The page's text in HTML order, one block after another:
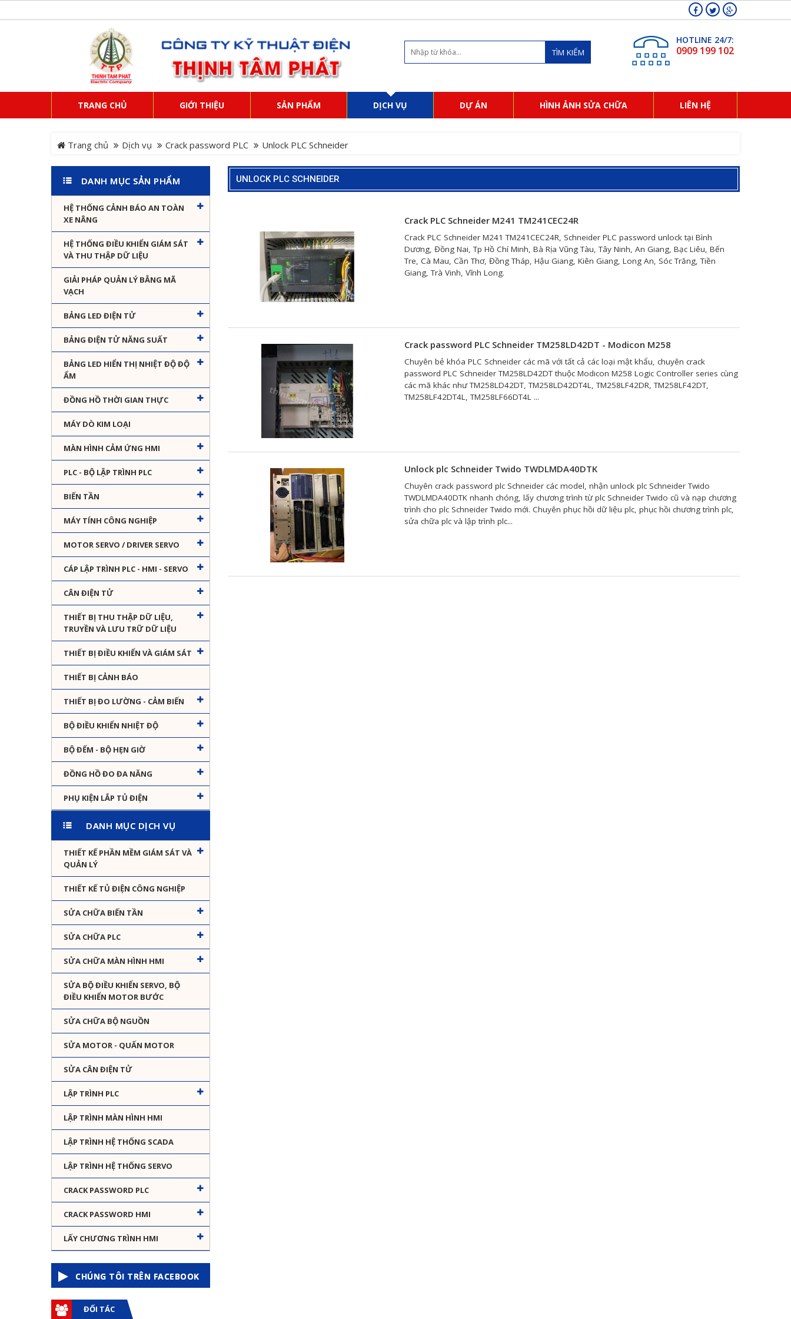
TÌM KIẾM
HOTLINE 24/7:
0909 199 102
TRANG CHỦ GIỚI THIỆU SẢN PHẨM DỊCH VỤ DỰ ÁN HÌNH ẢNH SỬA CHỮA LIÊN HỆ
Trang chủ Dịch vụ Crack password PLC Unlock PLC Schneider
DANH MỤC SẢN PHẨM
HỆ THỐNG CẢNH BÁO AN TOÀN
XE NÂNG
HỆ THỐNG ĐIỀU KHIỂN GIÁM SÁT
VÀ THU THẬP DỮ LIỆU
GIẢI PHÁP QUẢN LÝ BẰNG MÃ
VẠCH
BẢNG LED ĐIỆN TỬ
BẢNG ĐIỆN TỬ NĂNG SUẤT
BẢNG LED HIỂN THỊ NHIỆT ĐỘ ĐỘ
ẨM
ĐỒNG HỒ THỜI GIAN THỰC
MÁY DÒ KIM LOẠI
MÀN HÌNH CẢM ỨNG HMI
PLC - BỘ LẬP TRÌNH PLC
BIẾN TẦN
MÁY TÍNH CÔNG NGHIỆP
MOTOR SERVO / DRIVER SERVO
CÁP LẬP TRÌNH PLC - HMI - SERVO
CÂN ĐIỆN TỬ
THIẾT BỊ THU THẬP DỮ LIỆU,
TRUYỀN VÀ LƯU TRỮ DỮ LIỆU
THIẾT BỊ ĐIỀU KHIỂN VÀ GIÁM SÁT
THIẾT BỊ CẢNH BÁO
THIẾT BỊ ĐO LƯỜNG - CẢM BIẾN
BỘ ĐIỀU KHIỂN NHIỆT ĐỘ
BỘ ĐẾM - BỘ HẸN GIỜ
ĐỒNG HỒ ĐO ĐA NĂNG
PHỤ KIỆN LẮP TỦ ĐIỆN
DANH MỤC DỊCH VỤ
THIẾT KẾ PHẦN MỀM GIÁM SÁT VÀ
QUẢN LÝ
THIẾT KẾ TỦ ĐIỆN CÔNG NGHIỆP
SỬA CHỮA BIẾN TẦN
SỬA CHỮA PLC
SỬA CHỮA MÀN HÌNH HMI
SỬA BỘ ĐIỀU KHIỂN SERVO, BỘ
ĐIỀU KHIỂN MOTOR BƯỚC
SỬA CHỮA BỘ NGUỒN
SỬA MOTOR - QUẤN MOTOR
SỬA CÂN ĐIỆN TỬ
LẬP TRÌNH PLC
LẬP TRÌNH MÀN HÌNH HMI
LẬP TRÌNH HỆ THỐNG SCADA
LẬP TRÌNH HỆ THỐNG SERVO
CRACK PASSWORD PLC
CRACK PASSWORD HMI
LẤY CHƯƠNG TRÌNH HMI
CHÚNG TÔI TRÊN FACEBOOK
UNLOCK PLC SCHNEIDER
Crack PLC Schneider M241 TM241CEC24R
Crack PLC Schneider M241 TM241CEC24R, Schneider PLC password unlock tại Bình
Dương, Đồng Nai, Tp Hồ Chí Minh, Bà Rịa Vũng Tàu, Tây Ninh, An Giang, Bạc Liêu, Bến
Tre, Cà Mau, Cần Thơ, Đồng Tháp, Hậu Giang, Kiên Giang, Long An, Sóc Trăng, Tiền
Giang, Trà Vinh, Vĩnh Long.
Crack password PLC Schneider TM258LD42DT - Modicon M258
Chuyên bẻ khóa PLC Schneider các mã với tất cả các loại mật khẩu, chuyên crack
password PLC Schneider TM258LD42DT thuộc Modicon M258 Logic Controller series cùng
các mã khác như TM258LD42DT, TM258LD42DT4L, TM258LF42DR, TM258LF42DT,
TM258LF42DT4L, TM258LF66DT4L ...
Unlock plc Schneider Twido TWDLMDA40DTK
Chuyên crack password plc Schneider các model, nhận unlock plc Schneider Twido
TWDLMDA40DTK nhanh chóng, lấy chương trình từ plc Schneider Twido cũ và nạp chương
trình cho plc Schneider Twido mới. Chuyên phục hồi dữ liệu plc, phục hồi chương trình plc,
sửa chữa plc và lập trình plc...
ĐỐI TÁC